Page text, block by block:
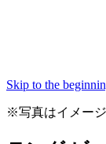
Skip to the
※写真はイメージ